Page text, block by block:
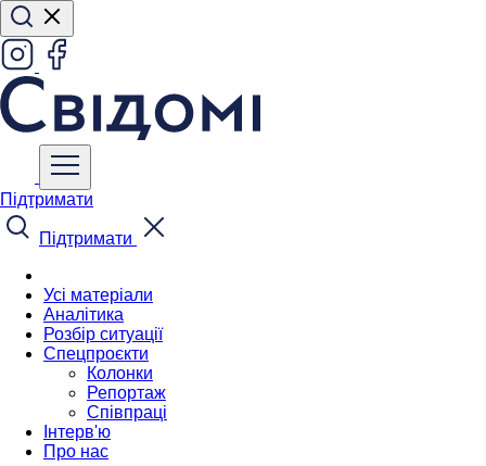
Підтримати
Підтримати
Усі матеріали
Аналітика
Розбір ситуації
Спецпроєкти
Колонки
Репортаж
Співпраці
Інтерв'ю
Про нас